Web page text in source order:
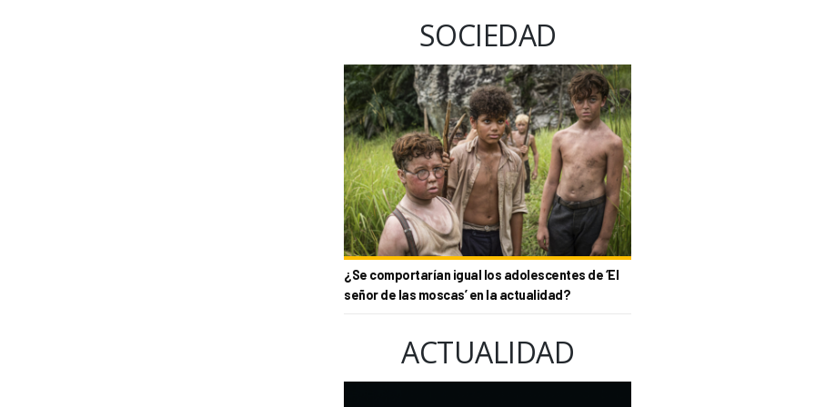
SOCIEDAD
¿Se comportarían igual los adolescentes de ‘El
señor de las moscas’ en la actualidad?
ACTUALIDAD